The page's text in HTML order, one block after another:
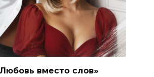
вместо слов»